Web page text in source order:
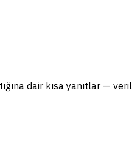
dair kısa yanıtlar —